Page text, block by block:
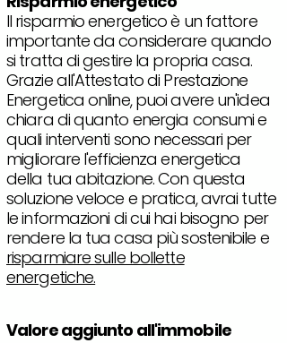
Il risparmio energetico è un fattore
importante da considerare quando
si tratta di gestire la propria casa.
Grazie all'Attestato di Prestazione
Energetica online, puoi avere un'idea
chiara di quanto energia consumi e
quali interventi sono necessari per
migliorare l'efficienza energetica
della tua abitazione. Con questa
soluzione veloce e pratica, avrai tutte
le informazioni di cui hai bisogno per
rendere la tua casa più sostenibile e
risparmiare sulle bollette
energetiche.
Valore aggiunto all'immobile